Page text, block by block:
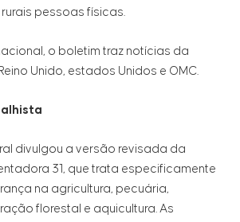
pessoas físicas.
o boletim traz notícias da
Unido, estados Unidos e OMC.
divulgou a versão revisada da
31, que trata especificamente
na agricultura, pecuária,
florestal e aquicultura. As